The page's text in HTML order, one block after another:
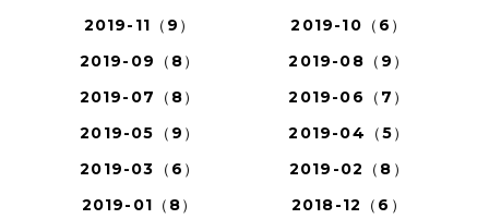
2019-11（9）
2019-10（6）
2019-09（8）
2019-08（9）
2019-07（8）
2019-06（7）
2019-05（9）
2019-04（5）
2019-03（6）
2019-02（8）
2019-01（8）
2018-12（6）